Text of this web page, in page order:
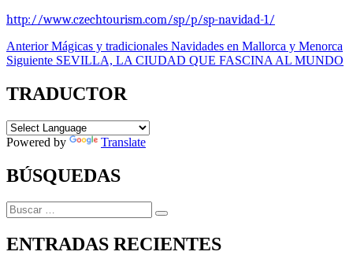
http://www.czechtourism.com/sp/p/sp-navidad-1/
Navegación
de
entradas
Anterior Entrada
anterior:
Mágicas y tradicionales Navidades en Mallorca y Menorca
Siguiente Entrada
SEVILLA, LA CIUDAD QUE FASCINA AL MUNDO
TRADUCTOR
Powered by Translate
BÚSQUEDAS
Buscar
…
ENTRADAS RECIENTES